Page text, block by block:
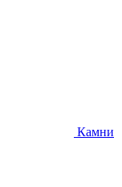
Камни